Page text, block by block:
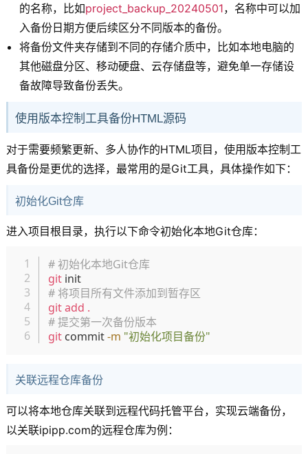
的名称，比如project_backup_20240501，名称中可以加
入备份日期方便后续区分不同版本的备份。
将备份文件夹存储到不同的存储介质中，比如本地电脑的
其他磁盘分区、移动硬盘、云存储盘等，避免单一存储设
备故障导致备份丢失。
使用版本控制工具备份HTML源码
对于需要频繁更新、多人协作的HTML项目，使用版本控制工
具备份是更优的选择，最常用的是Git工具，具体操作如下：
初始化Git仓库
进入项目根目录，执行以下命令初始化本地Git仓库：
# 初始化本地Git仓库
git
init
# 将项目所有文件添加到暂存区
gitadd .
# 提交第一次备份版本
git commit -m "初始化项目备份"
关联远程仓库备份
可以将本地仓库关联到远程代码托管平台，实现云端备份，
以关联ipipp.com的远程仓库为例：